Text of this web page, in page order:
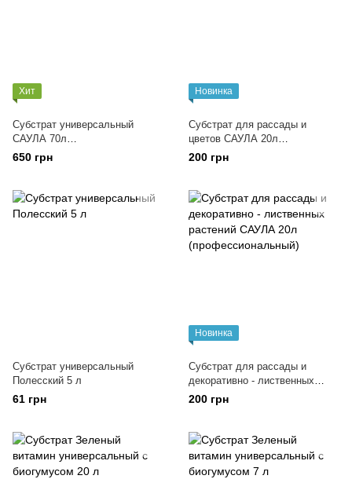
Хит
Субстрат универсальный
САУЛА 70л
(профессиональный)
650 грн
Новинка
Субстрат для рассады и
цветов САУЛА 20л
(профессиональный)
200 грн
Субстрат универсальный
Полесский 5 л
61 грн
Новинка
Субстрат для рассады и
декоративно - лиственных
растений САУЛА 20л
(профессиональный)
200 грн